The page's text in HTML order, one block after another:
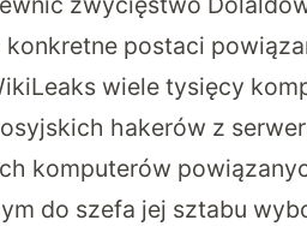
postaci
wiele tysięcy
hakerów z
komputerów
do szefa jej sztabu